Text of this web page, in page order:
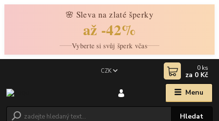
🌸 Sleva na zlaté šperky
až -42%
Vyberte si svůj šperk včas
Menu
CZK
Hledat
0 ks
za 0 Kč